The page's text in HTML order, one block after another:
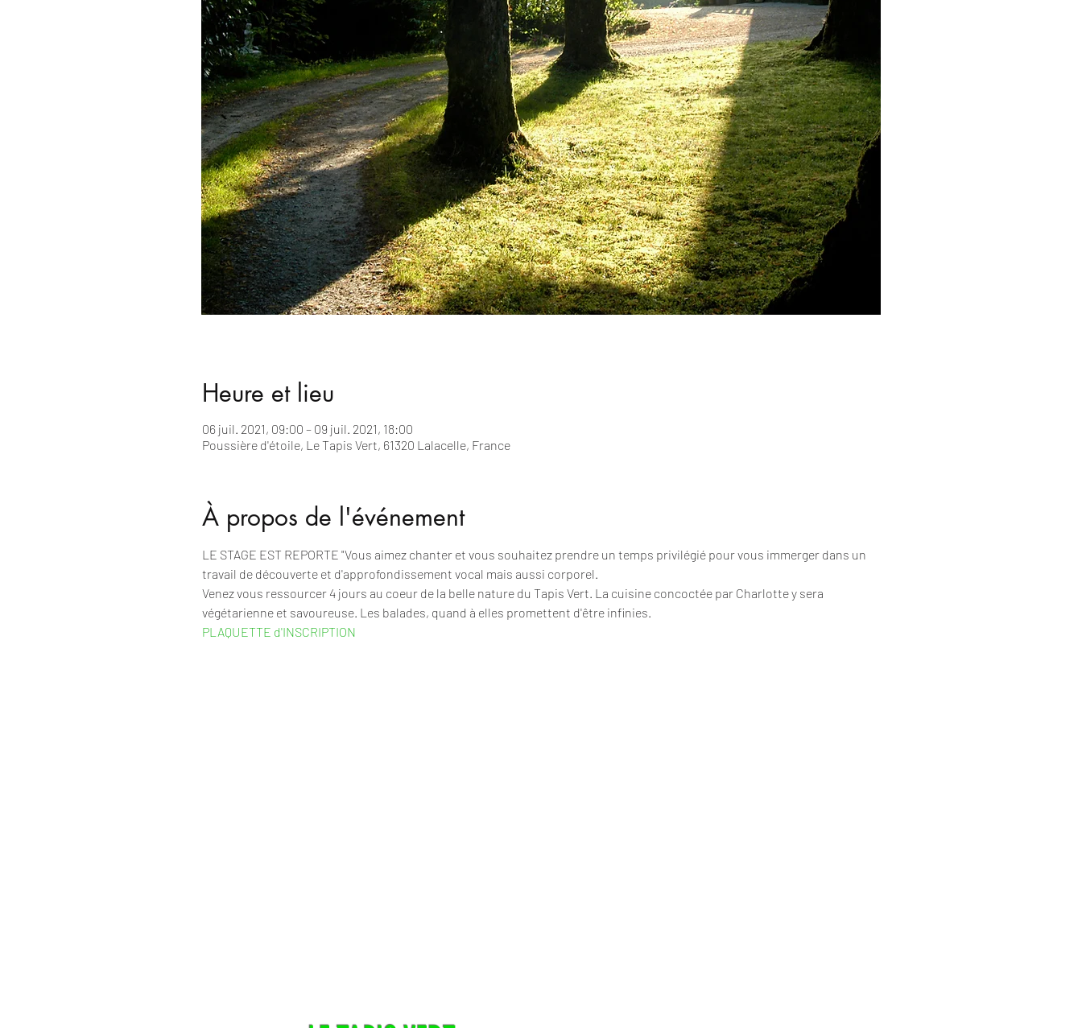
Heure et lieu
06 juil. 2021, 09:00 – 09 juil. 2021, 18:00
Poussière d'étoile, Le Tapis Vert, 61320 Lalacelle, France
À propos de l'événement
LE STAGE EST REPORTE "Vous aimez chanter et vous souhaitez prendre un temps privilégié pour vous immerger dans un
travail de découverte et d'approfondissement vocal mais aussi corporel.
Venez vous ressourcer 4 jours au coeur de la belle nature du Tapis Vert. La cuisine concoctée par Charlotte y sera
végétarienne et savoureuse. Les balades, quand à elles promettent d'être infinies.
PLAQUETTE d'INSCRIPTION